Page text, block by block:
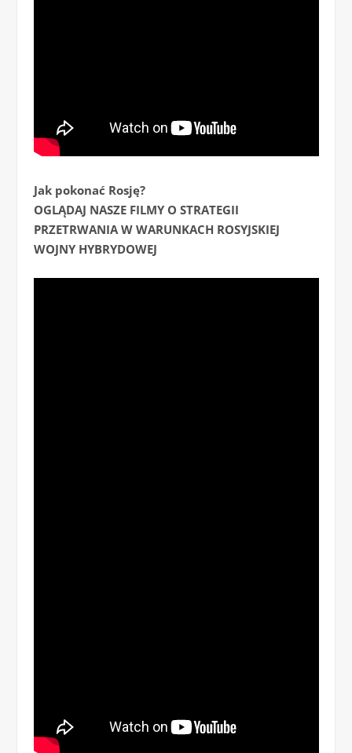
Jak pokonać Rosję?
OGLĄDAJ NASZE FILMY O STRATEGII
PRZETRWANIA W WARUNKACH ROSYJSKIEJ
WOJNY HYBRYDOWEJ